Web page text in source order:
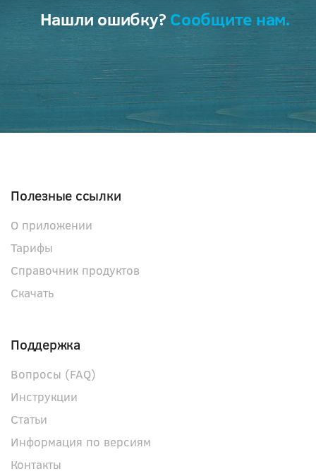
Нашли ошибку?Сообщите нам.
Полезные ссылки
О приложении
Тарифы
Справочник продуктов
Скачать
Поддержка
Вопросы (FAQ)
Инструкции
Статьи
Информация по версиям
Контакты